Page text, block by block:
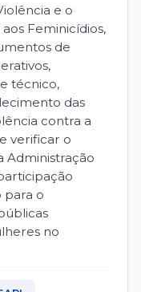
e o
Feminicídios,
de
técnico,
das
contra a
verificar o
Administração
para o
no